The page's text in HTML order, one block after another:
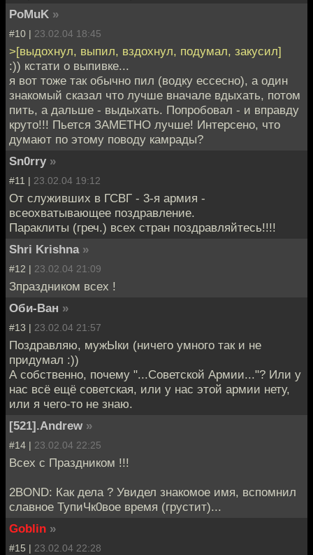
PoMuK »
#10 | 23.02.04 18:45
>[выдохнул, выпил, вздохнул, подумал, закусил]
:)) кстати о выпивке...
я вот тоже так обычно пил (водку ессесно), а один
знакомый сказал что лучше вначале вдыхать, потом
пить, а дальше - выдыхать. Попробовал - и вправду
круто!!! Пьется ЗАМЕТНО лучше! Интерсено, что
думают по этому поводу камрады?
Sn0rry »
#11 | 23.02.04 19:12
От служивших в ГСВГ - 3-я армия -
всеохватывающее поздравление.
Параклиты (греч.) всех стран поздравляйтесь!!!!
Shri Krishna »
#12 | 23.02.04 21:09
Зпраздником всех !
Оби-Ван »
#13 | 23.02.04 21:57
Поздравляю, мужЫки (ничего умного так и не
придумал :))
А собственно, почему "...Советской Армии..."? Или у
нас всё ещё советская, или у нас этой армии нету,
или я чего-то не знаю.
[521].Andrew »
#14 | 23.02.04 22:25
Всех с Праздником !!!
2BOND: Как дела ? Увидел знакомое имя, вспомнил
славное ТупиЧк0вое время (грустит)...
Goblin »
#15 | 23.02.04 22:28